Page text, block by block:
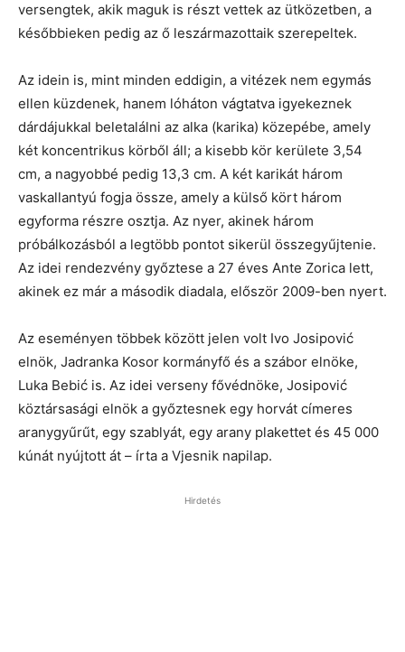
versengtek, akik maguk is részt vettek az ütközetben, a
későbbieken pedig az ő leszármazottaik szerepeltek.
Az idein is, mint minden eddigin, a vitézek nem egymás
ellen küzdenek, hanem lóháton vágtatva igyekeznek
dárdájukkal beletalálni az alka (karika) közepébe, amely
két koncentrikus körből áll; a kisebb kör kerülete 3,54
cm, a nagyobbé pedig 13,3 cm. A két karikát három
vaskallantyú fogja össze, amely a külső kört három
egyforma részre osztja. Az nyer, akinek három
próbálkozásból a legtöbb pontot sikerül összegyűjtenie.
Az idei rendezvény győztese a 27 éves Ante Zorica lett,
akinek ez már a második diadala, először 2009-ben nyert.
Az eseményen többek között jelen volt Ivo Josipović
elnök, Jadranka Kosor kormányfő és a szábor elnöke,
Luka Bebić is. Az idei verseny fővédnöke, Josipović
köztársasági elnök a győztesnek egy horvát címeres
aranygyűrűt, egy szablyát, egy arany plakettet és 45 000
kúnát nyújtott át – írta a Vjesnik napilap.
Hirdetés